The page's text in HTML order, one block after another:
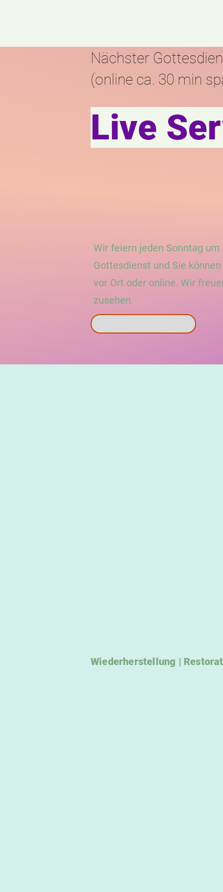
Nächster
(online ca. 30 min
Live
Wir feiern jeden Sonntag um
Gottesdienst und Sie
vor Ort oder online. Wir
zusehen.
Wiederherstellung |